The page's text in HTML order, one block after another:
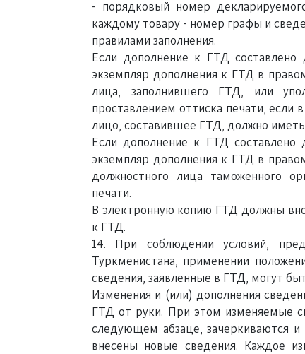
- порядковый номер
каждому товару - номер графы и
правилами заполнения.
Если дополнение к ГТД
экземпляр дополнения к ГТД в
лица, заполнившего ГТД, или
проставлением оттиска печати, если
лицо, составившее ГТД, должно иметь
Если дополнение к ГТД
экземпляр дополнения к ГТД в
должностного лица таможенного
печати.
В электронную копию ГТД должны
к ГТД.
14. При соблюдении условий,
Туркменистана, применении
сведения, заявленные в ГТД, могут
Изменения и (или) дополнения
ГТД от руки. При этом изменяемые
следующем абзаце, зачеркиваются
внесены новые сведения. Каждое